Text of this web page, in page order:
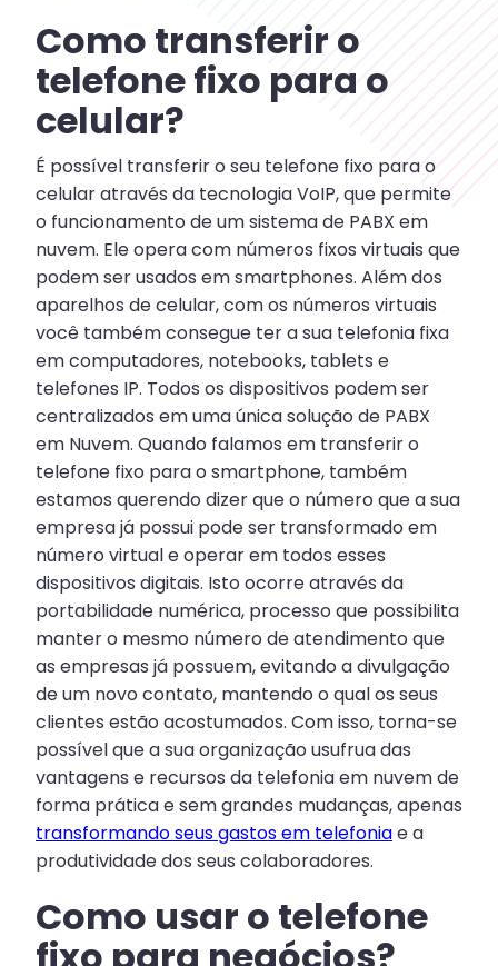
Como transferir o
telefone fixo para o
celular?
É possível transferir o seu telefone fixo para o
celular através da tecnologia VoIP, que permite
o funcionamento de um sistema de PABX em
nuvem. Ele opera com números fixos virtuais que
podem ser usados em smartphones. Além dos
aparelhos de celular, com os números virtuais
você também consegue ter a sua telefonia fixa
em computadores, notebooks, tablets e
telefones IP. Todos os dispositivos podem ser
centralizados em uma única solução de PABX
em Nuvem. Quando falamos em transferir o
telefone fixo para o smartphone, também
estamos querendo dizer que o número que a sua
empresa já possui pode ser transformado em
número virtual e operar em todos esses
dispositivos digitais. Isto ocorre através da
portabilidade numérica, processo que possibilita
manter o mesmo número de atendimento que
as empresas já possuem, evitando a divulgação
de um novo contato, mantendo o qual os seus
clientes estão acostumados. Com isso, torna-se
possível que a sua organização usufrua das
vantagens e recursos da telefonia em nuvem de
forma prática e sem grandes mudanças, apenas
transformando seus gastos em telefoniae a
produtividade dos seus colaboradores.
Como usar o telefone